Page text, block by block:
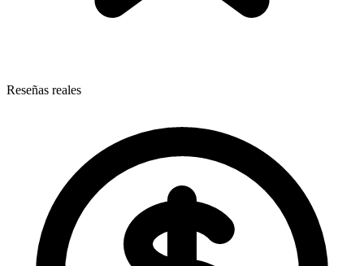
Reseñas reales